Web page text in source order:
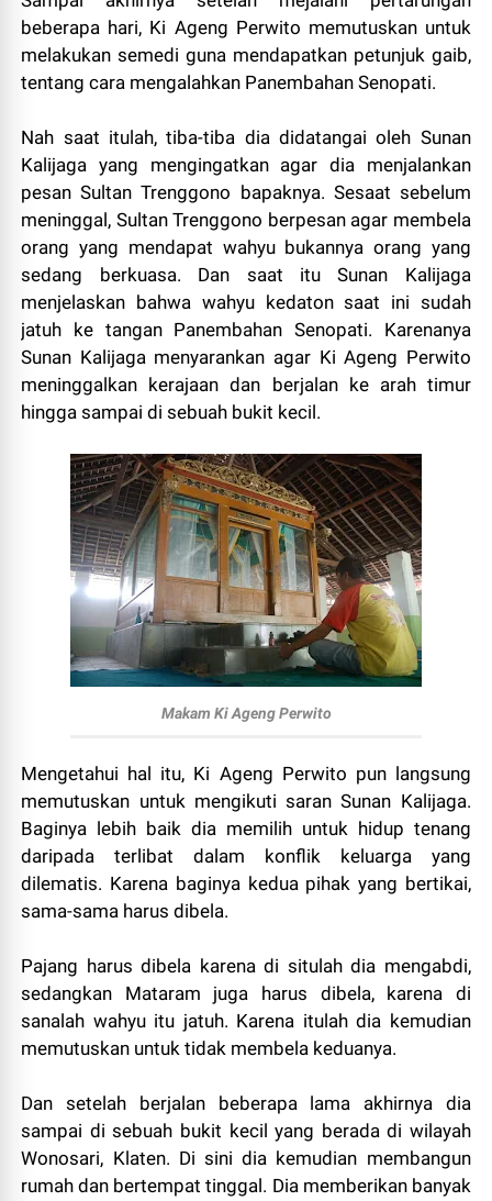
beberapa hari, Ki Ageng Perwito memutuskan untuk
melakukan semedi guna mendapatkan petunjuk gaib,
tentang cara mengalahkan Panembahan Senopati.
Nah saat itulah, tiba-tiba dia didatangai oleh Sunan
Kalijaga yang mengingatkan agar dia menjalankan
pesan Sultan Trenggono bapaknya. Sesaat sebelum
meninggal, Sultan Trenggono berpesan agar membela
orang yang mendapat wahyu bukannya orang yang
sedang berkuasa. Dan saat itu Sunan Kalijaga
menjelaskan bahwa wahyu kedaton saat ini sudah
jatuh ke tangan Panembahan Senopati. Karenanya
Sunan Kalijaga menyarankan agar Ki Ageng Perwito
meninggalkan kerajaan dan berjalan ke arah timur
hingga sampai di sebuah bukit kecil.
Makam Ki Ageng Perwito
Mengetahui hal itu, Ki Ageng Perwito pun langsung
memutuskan untuk mengikuti saran Sunan Kalijaga.
Baginya lebih baik dia memilih untuk hidup tenang
daripada terlibat dalam konflik keluarga yang
dilematis. Karena baginya kedua pihak yang bertikai,
sama-sama harus dibela.
Pajang harus dibela karena di situlah dia mengabdi,
sedangkan Mataram juga harus dibela, karena di
sanalah wahyu itu jatuh. Karena itulah dia kemudian
memutuskan untuk tidak membela keduanya.
Dan setelah berjalan beberapa lama akhirnya dia
sampai di sebuah bukit kecil yang berada di wilayah
Wonosari, Klaten. Di sini dia kemudian membangun
rumah dan bertempat tinggal. Dia memberikan banyak